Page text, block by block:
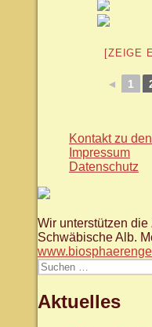
[ZEIGE
◄ 1
Kontakt zu
Impressum
Datenschutz
Wir unterstützen
Schwäbische Alb.
Suche
nach:
Aktuelles